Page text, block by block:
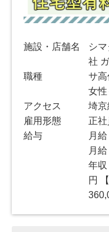
施設・店舗名
シ
社
職種
サ
女
アクセス
埼
雇用形態
正社
給与
月
月
年
円